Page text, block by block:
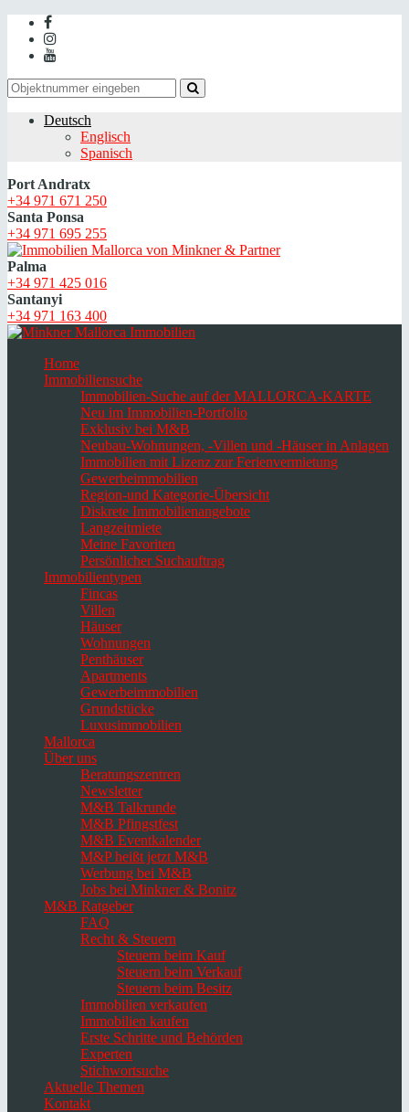
Deutsch
Englisch
Spanisch
Port Andratx
+34 971 671 250
Santa Ponsa
+34 971 695 255
Palma
+34 971 425 016
Santanyi
+34 971 163 400
Home
Immobiliensuche
Immobilien-Suche auf der MALLORCA-KARTE
Neu im Immobilien-Portfolio
Exklusiv bei M&B
Neubau-Wohnungen, -Villen und -Häuser in Anlagen
Immobilien mit Lizenz zur Ferienvermietung
Gewerbeimmobilien
Region-und Kategorie-Übersicht
Diskrete Immobilienangebote
Langzeitmiete
Meine Favoriten
Persönlicher Suchauftrag
Immobilientypen
Fincas
Villen
Häuser
Wohnungen
Penthäuser
Apartments
Gewerbeimmobilien
Grundstücke
Luxusimmobilien
Mallorca
Über uns
Beratungszentren
Newsletter
M&B Talkrunde
M&B Pfingstfest
M&B Eventkalender
M&P heißt jetzt M&B
Werbung bei M&B
Jobs bei Minkner & Bonitz
M&B Ratgeber
FAQ
Recht & Steuern
Steuern beim Kauf
Steuern beim Verkauf
Steuern beim Besitz
Immobilien verkaufen
Immobilien kaufen
Erste Schritte und Behörden
Experten
Stichwortsuche
Aktuelle Themen
Kontakt